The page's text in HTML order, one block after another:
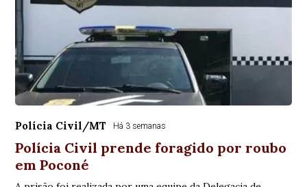
Polícia Civil/MT Há 3 semanas
Polícia Civil prende foragido por roubo
em Poconé